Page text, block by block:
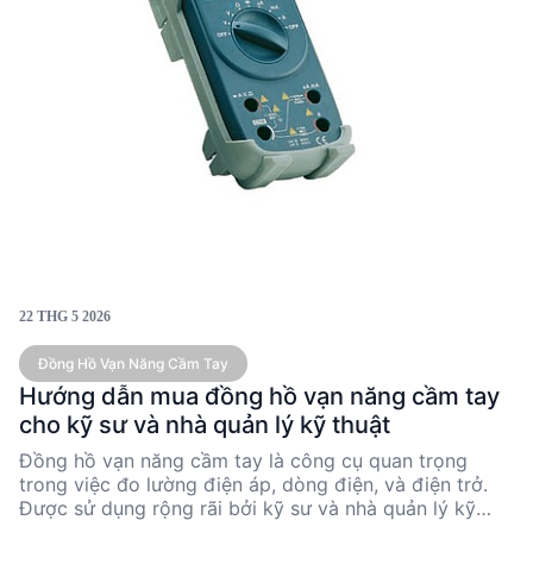
22 THG 5 2026
Đồng Hồ Vạn Năng Cầm Tay
Hướng dẫn mua đồng hồ vạn năng cầm tay
cho kỹ sư và nhà quản lý kỹ thuật
Đồng hồ vạn năng cầm tay là công cụ quan trọng
trong việc đo lường điện áp, dòng điện, và điện trở.
Được sử dụng rộng rãi bởi kỹ sư và nhà quản lý kỹ